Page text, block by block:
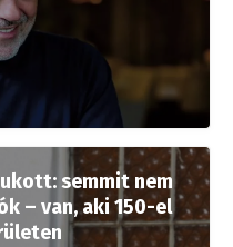
semmit nem
– van, aki 150-el